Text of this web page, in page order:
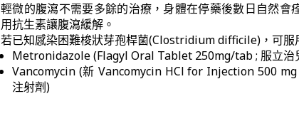
輕微的腹瀉不需要多餘的治療，身體在停藥後數日自然會
用抗生素讓腹瀉緩解。
若已知感染困難梭狀芽孢桿菌(Clostridium difficile)，可服
Metronidazole (Flagyl Oral Tablet 250mg/tab ; 服立治
Vancomycin (新 Vancomycin HCl for Injection 500
注射劑)